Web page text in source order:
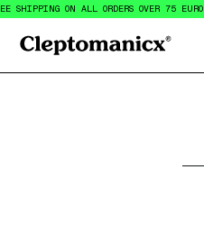
SHIPPING ON ALL ORDERS OVER 75 EURO
Cleptomanicx